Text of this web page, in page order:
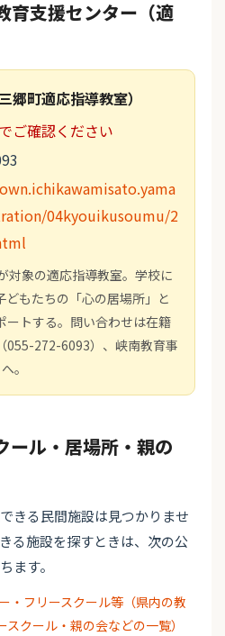
育支援センター（適
郷町適応指導教室）
ご確認ください
04kyouikusoumu/2
対象の適応指導教室。学校に
もたちの「心の居場所」と
ートする。問い合わせは在籍
055-272-6093）、峡南教育事
。
ール・居場所・親の
きる民間施設は見つかりませ
る施設を探すときは、次の公
ます。
・フリースクール等（県内の教
クール・親の会などの一覧）